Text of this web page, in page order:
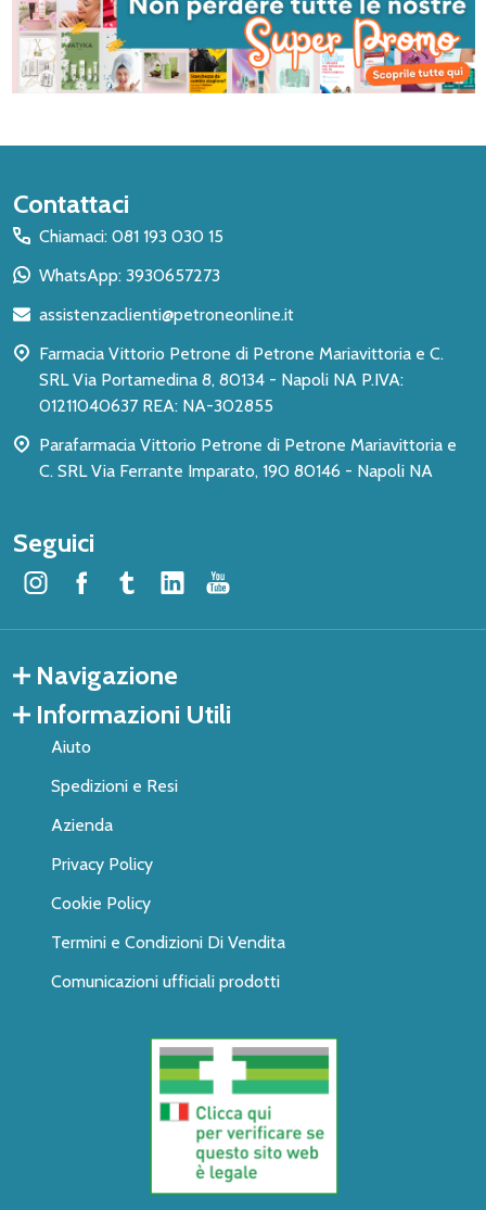
Inizio
del
piè
pagina
Contattaci
Chiamaci: 081 193 030 15
WhatsApp: 3930657273
assistenzaclienti@petroneonline.it
Farmacia Vittorio Petrone di Petrone Mariavittoria e C.
SRL Via Portamedina 8, 80134 - Napoli NA P.IVA:
01211040637 REA: NA-302855
Parafarmacia Vittorio Petrone di Petrone Mariavittoria e
C. SRL Via Ferrante Imparato, 190 80146 - Napoli NA
Seguici
Navigazione
Informazioni Utili
Aiuto
Spedizioni e Resi
Azienda
Privacy Policy
Cookie Policy
Termini e Condizioni Di Vendita
Comunicazioni ufficiali prodotti